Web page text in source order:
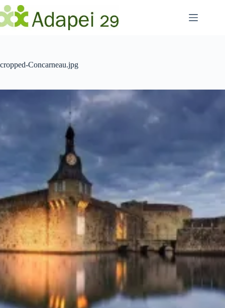
Passer
au
contenu
cropped-Concarneau.jpg